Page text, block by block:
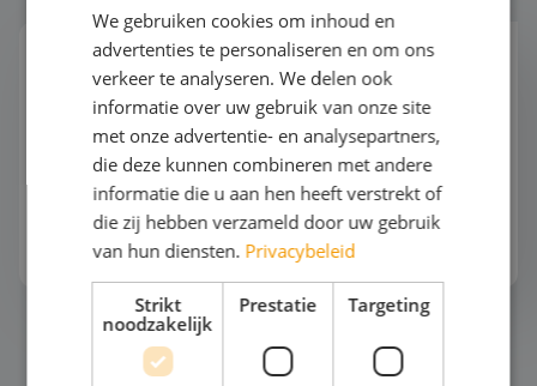
Automotive
"Hoe ziet een werkplaats er over 10 jaar uit? Nog
steeds vol bruggen en gereedschap? Of werken
monteurs straks met AI-gestuurde diagnoses en
robots?"De automotive wereld verandert
razendsnel. Tijde...
Bekijk het thema
Mode en Design
We gebruiken cookies om inhoud en
advertenties te personaliseren en om ons
verkeer te analyseren. We delen ook
informatie over uw gebruik van onze site
met onze advertentie- en analysepartners,
die deze kunnen combineren met andere
informatie die u aan hen heeft verstrekt of
die zij hebben verzameld door uw gebruik
van hun diensten. Privacybeleid
Strikt
noodzakelijk
Prestatie Targeting